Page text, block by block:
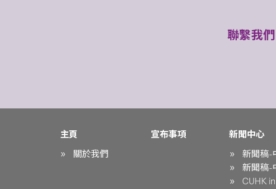
聯繫我們
主頁
關於我們
宣布事項
新聞中心
新聞稿-
新聞稿-
CUHK